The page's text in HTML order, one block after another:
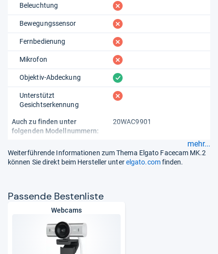
Beleuchtung fehlt
Bewegungssensor fehlt
Fernbedienung fehlt
Mikrofon fehlt
Objektiv-Abdeckung vorhanden
Unterstützt
Gesichtserkennung
fehlt
Auch zu finden unter
folgenden Modellnummern:
20WAC9901
mehr...
Weiterführende Informationen zum Thema Elgato Facecam MK.2
können Sie direkt beim Hersteller unterelgato.comfinden.
Pas­sende Bes­ten­liste
Webcams